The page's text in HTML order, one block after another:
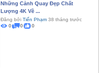
Những Cảnh Quay Đẹp Chất
Lượng 4K Về ...
Đăng bởi Tiến Phạm 38 tháng trước
0 0 0